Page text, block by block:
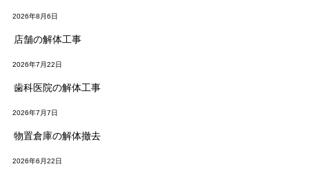
2026年8月6日
店舗の解体工事
2026年7月22日
歯科医院の解体工事
2026年7月7日
物置倉庫の解体撤去
2026年6月22日